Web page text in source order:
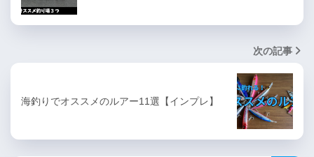
次の記事
海釣りでオススメのルアー11選【インプレ】